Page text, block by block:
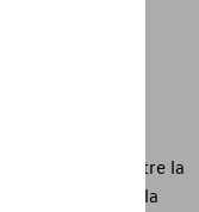
Durables -
- Protègent contre la
de caisse et la